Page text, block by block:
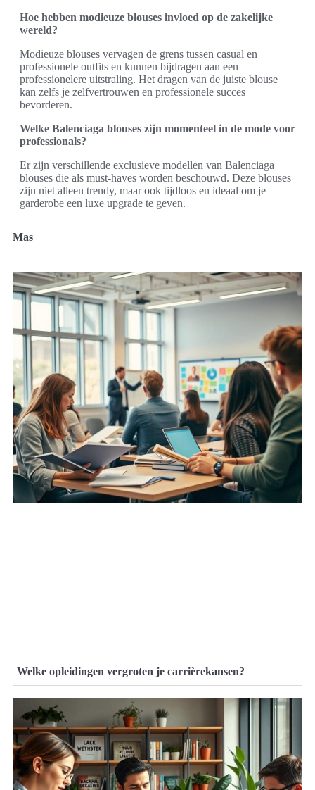
Hoe hebben modieuze blouses invloed op de zakelijke
wereld?
Modieuze blouses vervagen de grens tussen casual en
professionele outfits en kunnen bijdragen aan een
professionelere uitstraling. Het dragen van de juiste blouse
kan zelfs je zelfvertrouwen en professionele succes
bevorderen.
Welke Balenciaga blouses zijn momenteel in de mode voor
professionals?
Er zijn verschillende exclusieve modellen van Balenciaga
blouses die als must-haves worden beschouwd. Deze blouses
zijn niet alleen trendy, maar ook tijdloos en ideaal om je
garderobe een luxe upgrade te geven.
Mas
Welke opleidingen vergroten je carrièrekansen?